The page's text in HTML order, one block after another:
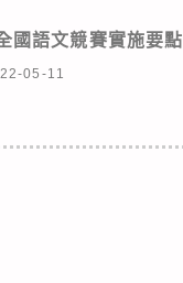
國語文競賽實施要點
05-11